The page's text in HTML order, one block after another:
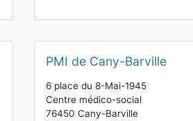
PMI de Cany-Barville
6 place du 8-Mai-1945
Centre médico-social
76450 Cany-Barville